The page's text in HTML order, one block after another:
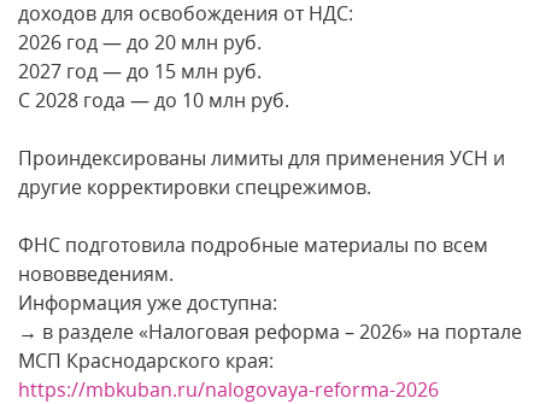
доходов для освобождения от НДС:
2026 год — до 20 млн руб.
2027 год — до 15 млн руб.
С 2028 года — до 10 млн руб.
Проиндексированы лимиты для применения УСН и
другие корректировки спецрежимов.
ФНС подготовила подробные материалы по всем
нововведениям.
Информация уже доступна:
→ в разделе «Налоговая реформа – 2026» на портале
МСП Краснодарского края:
https://mbkuban.ru/nalogovaya-reforma-2026